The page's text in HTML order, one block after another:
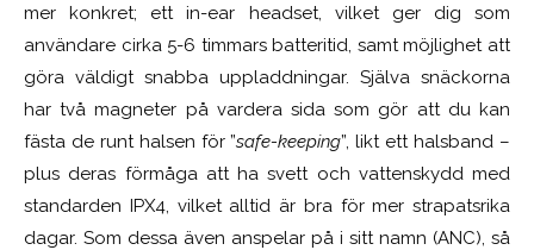
mer konkret; ettin-ear headset, vilket ger dig som
användare cirka 5-6 timmars batteritid, samt möjlighet att
göra väldigt snabba uppladdningar. Själva snäckorna
har två magneter på vardera sidasom gör att du kan
fästa de runt halsen för ”safe-keeping”, likt ett halsband –
plus deras förmåga att ha svett och vattenskydd med
standarden IPX4, vilket alltid är bra för mer strapatsrika
dagar. Som dessa även anspelar på i sitt namn (ANC), så